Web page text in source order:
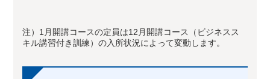
注）1月開講コースの定員は12月開講コース（ビジネスス
キル講習付き訓練）の入所状況によって変動します。